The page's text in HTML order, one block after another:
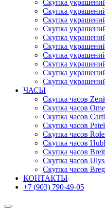
Скупка
Скупка
Скупка
Скупка
Скупка
Скупка
Скупка
Скупка
Скупка
Скупка
ЧАСЫ
Скупка часов
Скупка часов
Скупка часов
Скупка часов
Скупка часов
Скупка часов
Скупка часов
Скупка часов
Скупка часов
КОНТАКТЫ
+7 (903) 790-49-05